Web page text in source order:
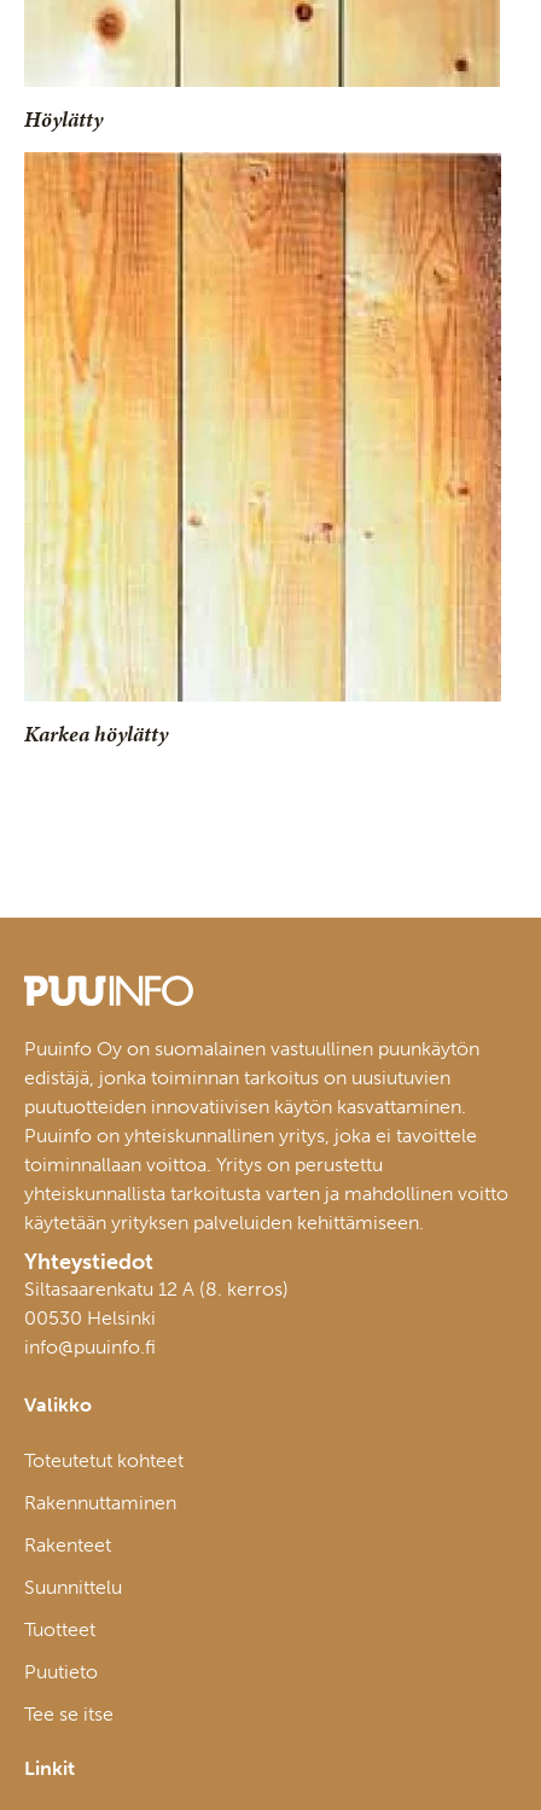
Höylätty
Karkea höylätty
Puuinfo Oy on suomalainen vastuullinen puunkäytön
edistäjä, jonka toiminnan tarkoitus on uusiutuvien
puutuotteiden innovatiivisen käytön kasvattaminen.
Puuinfo on yhteiskunnallinen yritys, joka ei tavoittele
toiminnallaan voittoa. Yritys on perustettu
yhteiskunnallista tarkoitusta varten ja mahdollinen voitto
käytetään yrityksen palveluiden kehittämiseen.
Yhteystiedot
Siltasaarenkatu 12 A (8. kerros)
00530 Helsinki
info@puuinfo.fi
Valikko
Toteutetut kohteet
Rakennuttaminen
Rakenteet
Suunnittelu
Tuotteet
Puutieto
Tee se itse
Linkit